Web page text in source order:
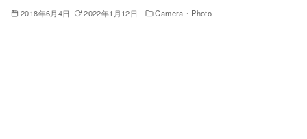
2018年6月4日 2022年1月12日 Camera・Photo